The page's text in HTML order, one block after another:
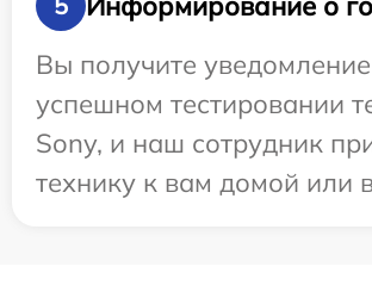
Вы получите
успешном тестировании
Sony, и наш сотрудник
технику к вам домой или